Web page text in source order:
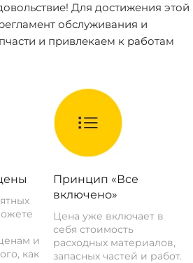
Для достижения этой
обслуживания и
и привлекаем к работам
и
как
Принцип «Все
включено»
Цена уже включает в
себя стоимость
расходных материалов,
запасных частей и работ.